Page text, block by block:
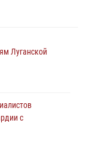
Луганской
с